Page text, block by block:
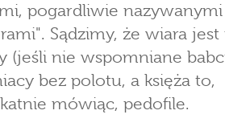
pogardliwie nazywanymi
Sądzimy, że wiara
(jeśli nie wspomniane
bez polotu, a księża to,
mówiąc, pedofile.